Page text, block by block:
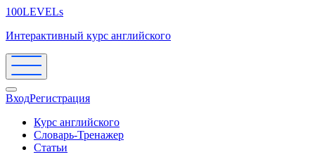
100LEVELs
Интерактивный курс английского
ВходРегистрация
Курс английского
Словарь-Тренажер
Статьи